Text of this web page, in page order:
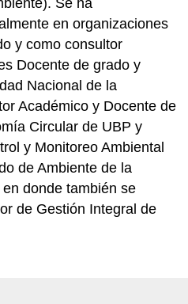
en organizaciones
y como consultor
Docente de grado y
Nacional de la
Académico y Docente de
Circular de UBP y
y Monitoreo Ambiental
de Ambiente de la
donde también se
de Gestión Integral de